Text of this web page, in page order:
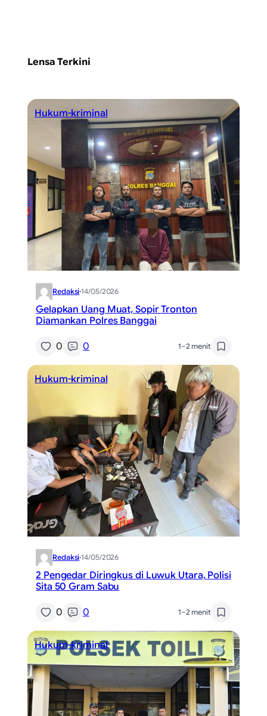
Lensa Terkini
Hukum-kriminal
Redaksi·14/05/2026
Gelapkan Uang Muat, Sopir Tronton
Diamankan Polres Banggai
0 0 1–2 menit
Hukum-kriminal
Redaksi·14/05/2026
2 Pengedar Diringkus di Luwuk Utara, Polisi
Sita 50 Gram Sabu
0 0 1–2 menit
Hukum-kriminal